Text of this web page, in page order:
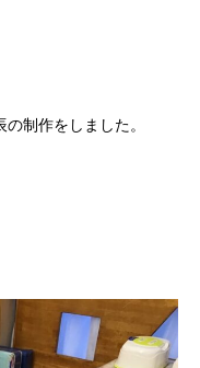
制作をしました。